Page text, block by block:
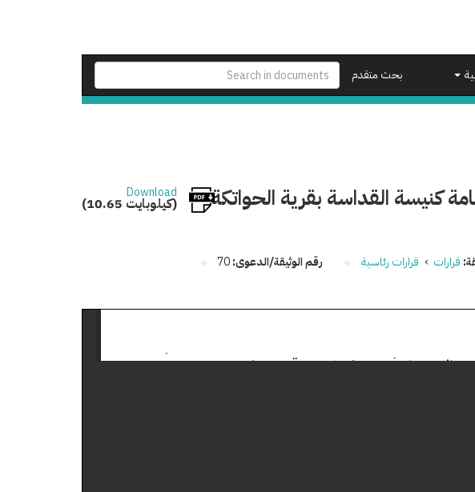
بحث متقدم
كنيسة القداسة بقرية الحواتكة Download
(10.65 كيلوبايت)
قرارات › قرارات رئاسية رقم الوثيقة/الدعوى:70